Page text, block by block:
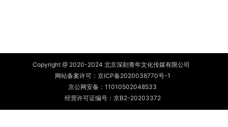
Copyright @ 2020-2024 北京深刻青年文化传媒有限公司
网站备案许可： 京ICP备2020038770号-1
京公网安备： 11010502048533
经营许可证编号：京B2-20203372